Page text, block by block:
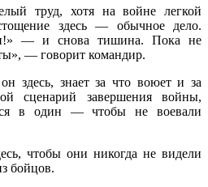
труд, хотя на войне легкой
здесь — обычное дело.
— и снова тишина. Пока не
— говорит командир.
здесь, знает за что воюет и за
сценарий завершения войны,
в один — чтобы не воевали
чтобы они никогда не видели
бойцов.